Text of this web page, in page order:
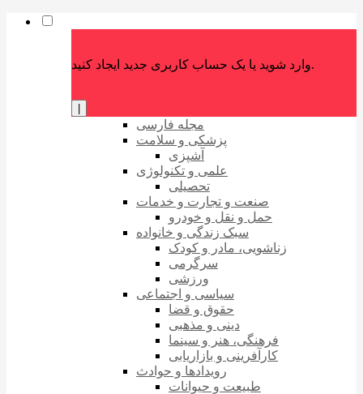
وارد شوید یا یک حساب کاربری جدید ایجاد کنید.
مجله فارسی
پزشکی و سلامت
آشپزی
علمی و تکنولوژی
تحصیلی
صنعت و تجارت و خدمات
حمل و نقل و خودرو
سبک زندگی و خانواده
زناشویی، مادر و کودک
سرگرمی
ورزشی
سیاسی و اجتماعی
حقوق و قضا
دینی و مذهبی
فرهنگی، هنر و سینما
کارآفرینی و بازاریابی
رویدادها و حوادث
طبیعت و حیوانات